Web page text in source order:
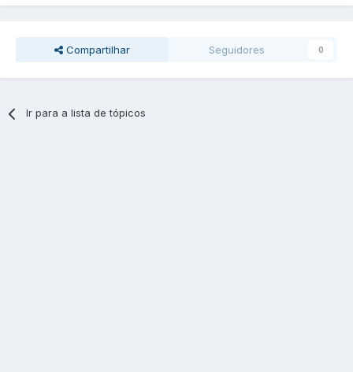
Compartilhar Seguidores 0
Ir para a lista de tópicos